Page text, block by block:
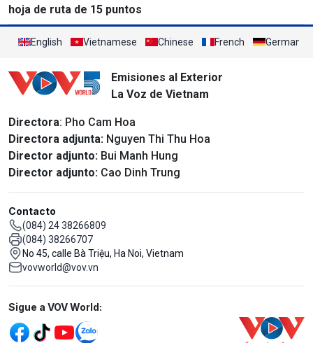
hoja de ruta de 15 puntos
English Vietnamese Chinese French German
Emisiones al Exterior
La Voz de Vietnam
Directora: Pho Cam Hoa
Directora adjunta: Nguyen Thi Thu Hoa
Director adjunto: Bui Manh Hung
Director adjunto: Cao Dinh Trung
Contacto
(084) 24 38266809
(084) 38266707
No 45, calle Bà Triệu, Ha Noi, Vietnam
vovworld@vov.vn
Mạng xã hội
Sigue a VOV World: